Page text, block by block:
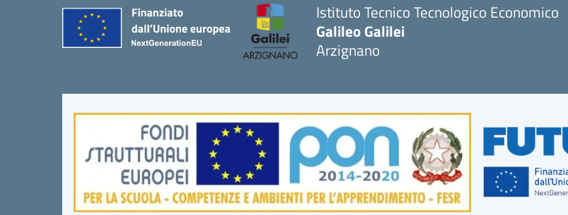
Istituto Tecnico Tecnologico Economico
Galileo Galilei
Arzignano